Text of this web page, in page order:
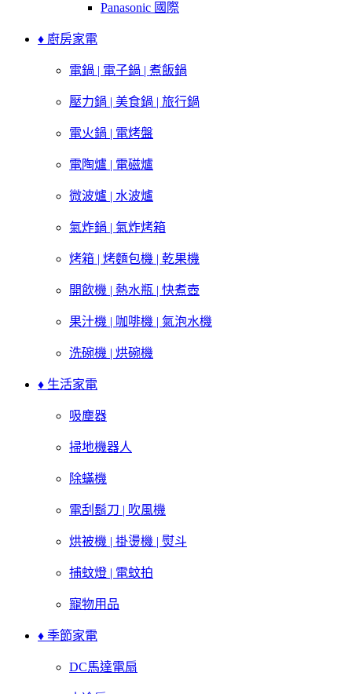
Panasonic 國際
♦ 廚房家電
電鍋 | 電子鍋 | 煮飯鍋
壓力鍋 | 美食鍋 | 旅行鍋
電火鍋 | 電烤盤
電陶爐 | 電磁爐
微波爐 | 水波爐
氣炸鍋 | 氣炸烤箱
烤箱 | 烤麵包機 | 乾果機
開飲機 | 熱水瓶 | 快煮壺
果汁機 | 咖啡機 | 氣泡水機
洗碗機 | 烘碗機
♦ 生活家電
吸塵器
掃地機器人
除蟎機
電刮鬍刀 | 吹風機
烘被機 | 掛燙機 | 熨斗
捕蚊燈 | 電蚊拍
寵物用品
♦ 季節家電
DC馬達電扇